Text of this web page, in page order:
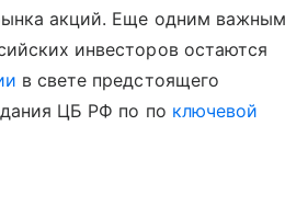
акций. Еще одним важным
инвесторов остаются
в свете предстоящего
ЦБ РФ по по ключевой